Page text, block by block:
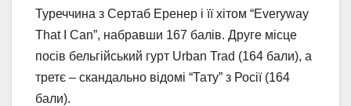
Туреччина з Сертаб Еренер і її хітом “Everyway
That I Can”, набравши 167 балів. Друге місце
посів бельгійський гурт Urban Trad (164 бали), а
третє – скандально відомі “Тату” з Росії (164
бали).